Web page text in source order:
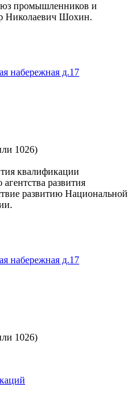
промышленников и
Николаевич Шохин.
набережная д.17
1026)
квалификации
развития
развитию Национальной
набережная д.17
1026)